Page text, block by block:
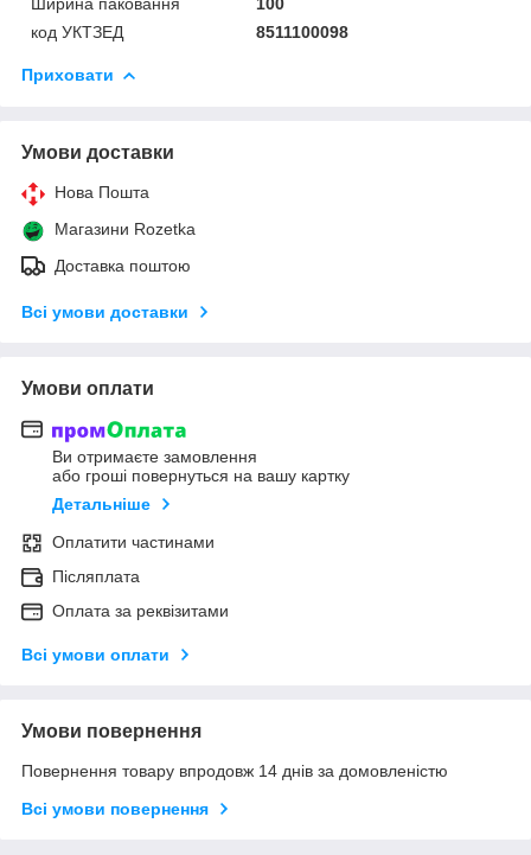
код УКТЗЕД
8511100098
Приховати
Умови доставки
Нова Пошта
Магазини Rozetka
Доставка поштою
Всі умови доставки
Умови оплати
Ви отримаєте замовлення
або гроші повернуться на вашу картку
Детальніше
Оплатити частинами
Післяплата
Оплата за реквізитами
Всі умови оплати
Умови повернення
Повернення товару впродовж 14 днів за домовленістю
Всі умови повернення